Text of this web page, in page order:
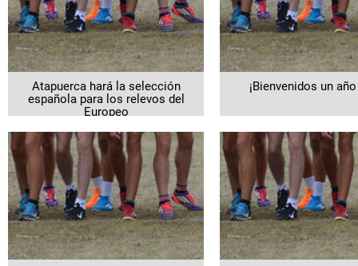
Atapuerca hará la selección
española para los relevos del
Europeo
¡Bienvenidos un